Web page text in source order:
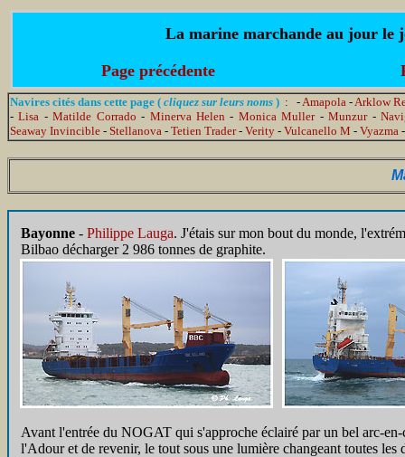
La marine marchande au jour le
Page précédente
Navires cités dans cette page ( cliquez sur leurs noms) : -Amapola -Arklow
-Lisa -Matilde Corrado - Minerva Helen - Monica Muller-Munzur-
Seaway Invincible - Stellanova - Tetien Trader- Verity - Vulcanello M - Vyazma
Bayonne - Philippe Lauga. J'étais sur mon bout du monde,
Bilbao décharger 2 986 tonnes de graphite.
Avant l'entrée du NOGAT qui s'approche éclairé par un bel arc-
l'Adour et de revenir, le tout sous une lumière changeant toutes les